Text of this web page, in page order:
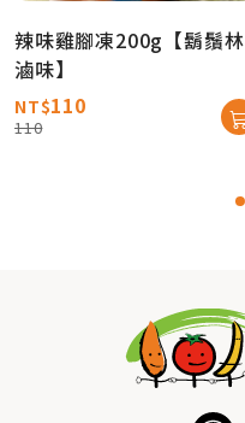
辣味雞腳凍200g【鬍鬚林
滷味】
NT$110
110